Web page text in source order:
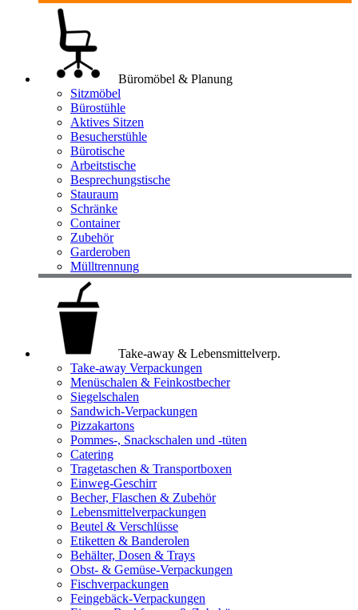
Büromöbel & Planung
Sitzmöbel
Bürostühle
Aktives Sitzen
Besucherstühle
Bürotische
Arbeitstische
Besprechungstische
Stauraum
Schränke
Container
Zubehör
Garderoben
Mülltrennung
Take-away & Lebensmittelverp.
Take-away Verpackungen
Menüschalen & Feinkostbecher
Siegelschalen
Sandwich-Verpackungen
Pizzakartons
Pommes-, Snackschalen und -tüten
Catering
Tragetaschen & Transportboxen
Einweg-Geschirr
Becher, Flaschen & Zubehör
Lebensmittelverpackungen
Beutel & Verschlüsse
Etiketten & Banderolen
Behälter, Dosen & Trays
Obst- & Gemüse-Verpackungen
Fischverpackungen
Feingebäck-Verpackungen